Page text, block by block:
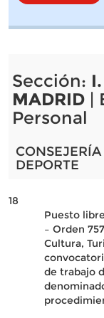
Sección:
MADRID|
Personal
DEPORTE
18
Puesto
– Orden
Cultura,
de trabajo